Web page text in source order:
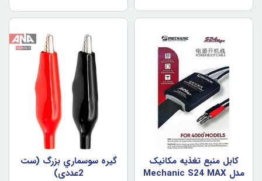
کابل منبع تغذيه مکانيک
مدل Mechanic S24 MAX
گيره سوسماري بزرگ (ست
2عددي)